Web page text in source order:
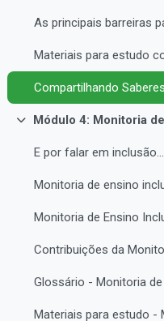
Contrair
E por falar em inclusão...